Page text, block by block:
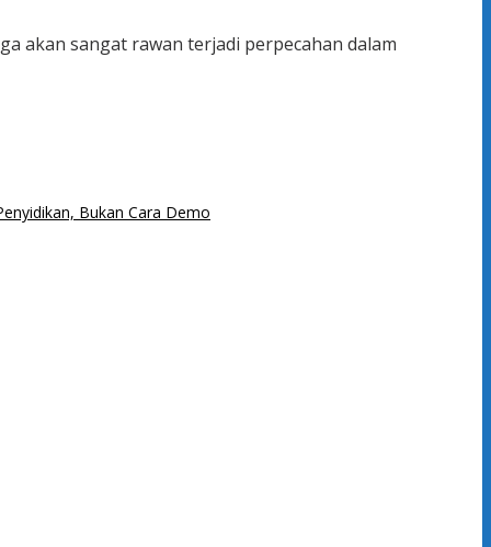
akan sangat rawan terjadi perpecahan dalam
Bukan Cara Demo